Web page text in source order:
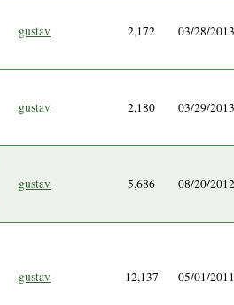
gustav 2,172 03/28/
gustav 2,180 03/29/
gustav 5,686 08/20/
gustav 12,137 05/01/